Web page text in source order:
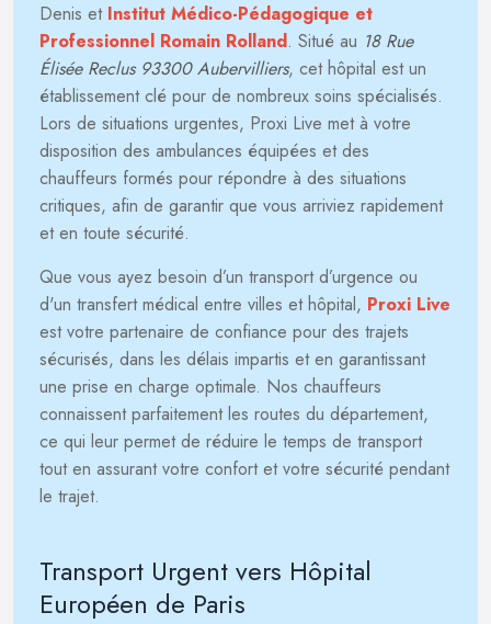
Denis et Institut Médico-Pédagogique et
Professionnel Romain Rolland. Situé au 18 Rue
Élisée Reclus 93300 Aubervilliers, cet hôpital est un
établissement clé pour de nombreux soins spécialisés.
Lors de situations urgentes, Proxi Live met à votre
disposition des ambulances équipées et des
chauffeurs formés pour répondre à des situations
critiques, afin de garantir que vous arriviez rapidement
et en toute sécurité.
Que vous ayez besoin d’un transport d’urgence ou
d'un transfert médical entre villes et hôpital, Proxi Live
est votre partenaire de confiance pour des trajets
sécurisés, dans les délais impartis et en garantissant
une prise en charge optimale. Nos chauffeurs
connaissent parfaitement les routes du département,
ce qui leur permet de réduire le temps de transport
tout en assurant votre confort et votre sécurité pendant
le trajet.
Transport Urgent vers Hôpital
Européen de Paris